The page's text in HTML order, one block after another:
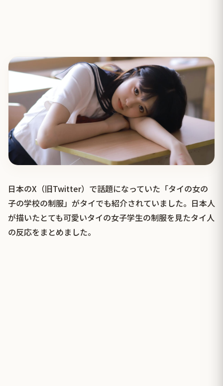
日本のX（旧Twitter）で話題になっていた「タイの女の
子の学校の制服」がタイでも紹介されていました。日本人
が描いたとても可愛いタイの女子学生の制服を見たタイ人
の反応をまとめました。